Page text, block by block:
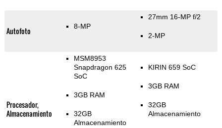
Autofoto 8-MP
27mm 16-MP f/2
2-MP
Procesador,
Almacenamiento
MSM8953
Snapdragon 625
SoC
3GB RAM
32GB
Almacenamiento
KIRIN 659 SoC
3GB RAM
32GB
Almacenamiento